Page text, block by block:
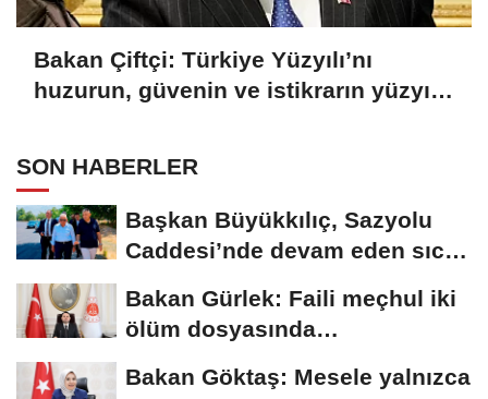
Bakan Çiftçi: Türkiye Yüzyılı’nı
huzurun, güvenin ve istikrarın yüzyılı
SON HABERLER
Başkan Büyükkılıç, Sazyolu
Caddesi’nde devam eden sıcak
Bakan Gürlek: Faili meçhul iki
ölüm dosyasında
Bakan Göktaş: Mesele yalnızca